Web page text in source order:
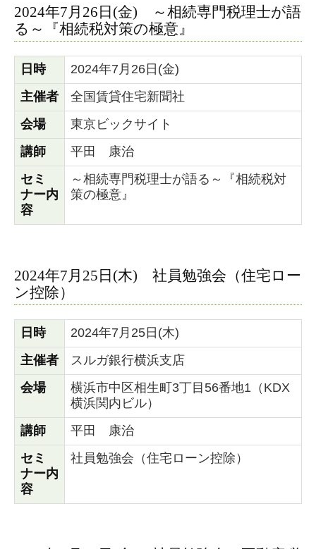
2024年7月26日(金) ～相続専門税理士が語
る～『相続税対策の極意』
日時
2024年7月26日(金)
主催者
全国賃貸住宅新聞社
会場
東京ビックサイト
講師
平田 康治
セミ
ナー内
容
～相続専門税理士が語る～『相続税対
策の極意』
2024年7月25日(木) 社員勉強会（住宅ロー
ン控除）
日時
2024年7月25日(木)
主催者
スルガ銀行横浜支店
会場
横浜市中区相生町3丁目56番地1（KDX
横浜関内ビル）
講師
平田 康治
セミ
ナー内
容
社員勉強会（住宅ローン控除）